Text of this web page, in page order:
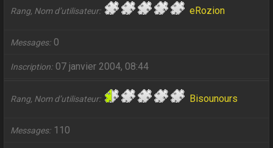
Rang, Nom d’utilisateur eRozion
Messages 0
Inscription 07 janvier 2004, 08:44
Rang, Nom d’utilisateur Bisounours
Messages 110